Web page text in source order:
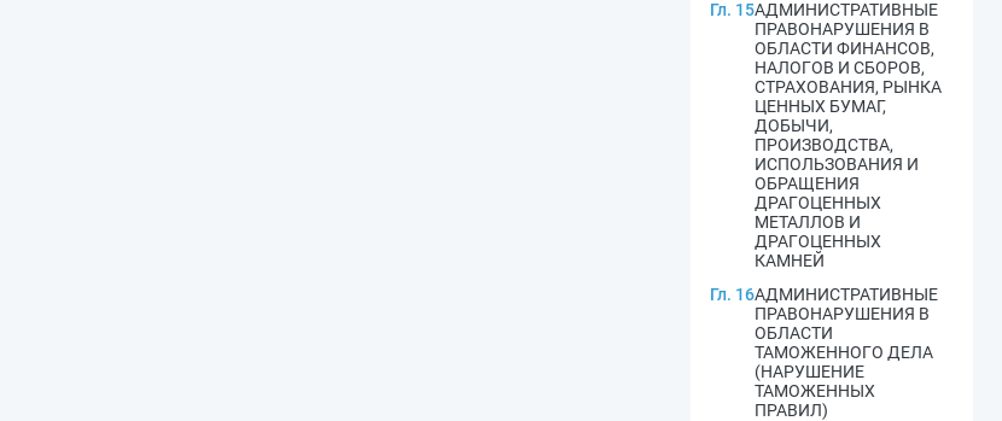
Гл. 15АДМИНИСТРАТИВНЫЕ
ПРАВОНАРУШЕНИЯ В
ОБЛАСТИ ФИНАНСОВ,
НАЛОГОВ И СБОРОВ,
СТРАХОВАНИЯ, РЫНКА
ЦЕННЫХ БУМАГ,
ДОБЫЧИ,
ПРОИЗВОДСТВА,
ИСПОЛЬЗОВАНИЯ И
ОБРАЩЕНИЯ
ДРАГОЦЕННЫХ
МЕТАЛЛОВ И
ДРАГОЦЕННЫХ
КАМНЕЙ
Гл. 16АДМИНИСТРАТИВНЫЕ
ПРАВОНАРУШЕНИЯ В
ОБЛАСТИ
ТАМОЖЕННОГО ДЕЛА
(НАРУШЕНИЕ
ТАМОЖЕННЫХ
ПРАВИЛ)